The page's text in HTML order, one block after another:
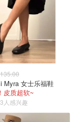
Myra 女士乐福鞋
皮质超软~
人感兴趣